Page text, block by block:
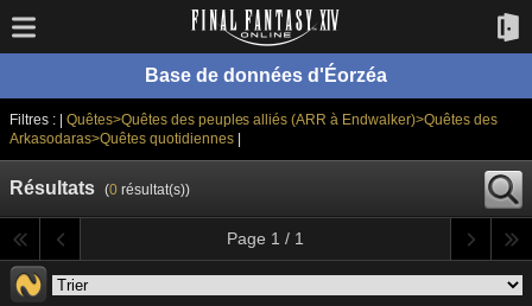
Base de données d'Éorzéa
Filtres : | Quêtes>Quêtes des peuples alliés (ARR à Endwalker)>Quêtes des
Arkasodaras>Quêtes quotidiennes|
Résultats (0résultat(s))
Page 1 / 1